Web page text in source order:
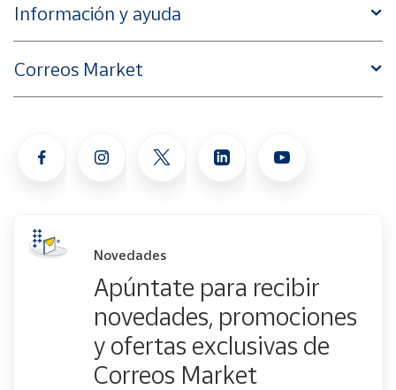
Información y ayuda
Correos Market
Novedades
Apúntate para recibir
novedades, promociones
y ofertas exclusivas de
Correos Market